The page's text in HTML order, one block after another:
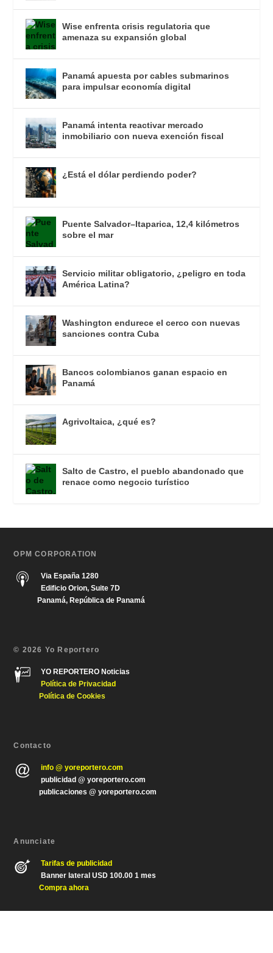
Wise enfrenta crisis regulatoria que
amenaza su expansión global
Panamá apuesta por cables submarinos
para impulsar economía digital
Panamá intenta reactivar mercado
inmobiliario con nueva exención fiscal
¿Está el dólar perdiendo poder?
Puente Salvador–Itaparica, 12,4 kilómetros
sobre el mar
Servicio militar obligatorio, ¿peligro en toda
América Latina?
Washington endurece el cerco con nuevas
sanciones contra Cuba
Bancos colombianos ganan espacio en
Panamá
Agrivoltaica, ¿qué es?
Salto de Castro, el pueblo abandonado que
renace como negocio turístico
OPM CORPORATION
Via España 1280
Edificio Orion, Suite 7D
Panamá, República de Panamá
© 2026 Yo Reportero
YO REPORTERO Noticias
Política de Privacidad
Política de Cookies
Contacto
info @ yoreportero.com
publicidad @ yoreportero.com
publicaciones @ yoreportero.com
Anunciate
Tarifas de publicidad
Banner lateral USD 100.00 1 mes
Compra ahora